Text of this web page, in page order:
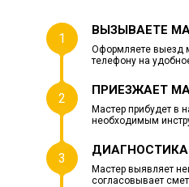
1
ВЫЗЫВАЕТЕ
Оформляете выезд
телефону на
2
ПРИЕЗЖАЕТ
Мастер прибудет в
необходимым
3
Мастер выявляет
согласовывает